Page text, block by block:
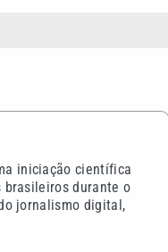
iniciação científica
brasileiros durante o
jornalismo digital,